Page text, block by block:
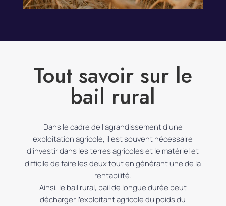
Tout savoir sur le
bail rural
Dans le cadre de l’agrandissement d’une
exploitation agricole, il est souvent nécessaire
d’investir dans les terres agricoles et le matériel et
difficile de faire les deux tout en générant une de la
rentabilité.
Ainsi, le bail rural, bail de longue durée peut
décharger l’exploitant agricole du poids du